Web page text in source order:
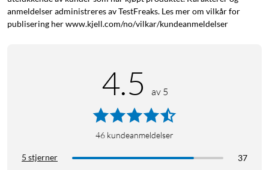
anmeldelser administreres av TestFreaks. Les mer om vilkår for
publisering her www.kjell.com/no/vilkar/kundeanmeldelser
4.5 av 5
46 kundeanmeldelser
5 stjerner
37